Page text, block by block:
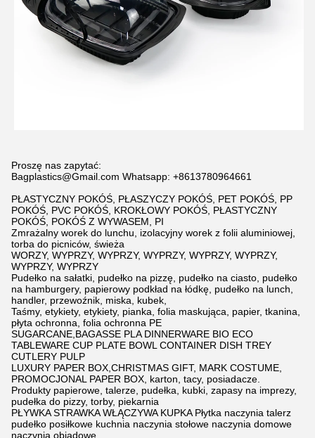
Proszę nas zapytać:
Bagplastics@Gmail.com Whatsapp: +8613780964661
PŁASTYCZNY POKÓŚ, PŁASZYCZY POKÓŚ, PET POKÓŚ, PP
POKÓŚ, PVC POKÓŚ, KROKŁOWY POKÓŚ, PŁASTYCZNY
POKÓŚ, POKÓŚ Z WYWASEM, PI
Zmrażalny worek do lunchu, izolacyjny worek z folii aluminiowej,
torba do picniców, świeża
WORZY, WYPRZY, WYPRZY, WYPRZY, WYPRZY, WYPRZY,
WYPRZY, WYPRZY
Pudełko na sałatki, pudełko na pizzę, pudełko na ciasto, pudełko
na hamburgery, papierowy podkład na łódkę, pudełko na lunch,
handler, przewoźnik, miska, kubek,
Taśmy, etykiety, etykiety, pianka, folia maskująca, papier, tkanina,
płyta ochronna, folia ochronna PE
SUGARCANE,BAGASSE PLA DINNERWARE BIO ECO
TABLEWARE CUP PLATE BOWL CONTAINER DISH TREY
CUTLERY PULP
LUXURY PAPER BOX,CHRISTMAS GIFT, MARK COSTUME,
PROMOCJONAL PAPER BOX, karton, tacy, posiadacze.
Produkty papierowe, talerze, pudełka, kubki, zapasy na imprezy,
pudełka do pizzy, torby, piekarnia
PŁYWKA STRAWKA WŁĄCZYWA KUPKA Płytka naczynia talerz
pudełko posiłkowe kuchnia naczynia stołowe naczynia domowe
naczynia obiadowe